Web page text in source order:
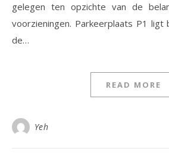
gelegen ten opzichte van de
voorzieningen. Parkeerplaats P1 ligt
de…
READ MORE
Yeh